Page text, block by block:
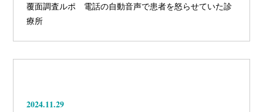
覆面調査ルポ 電話の自動音声で患者を怒らせていた診
療所
2024.11.29